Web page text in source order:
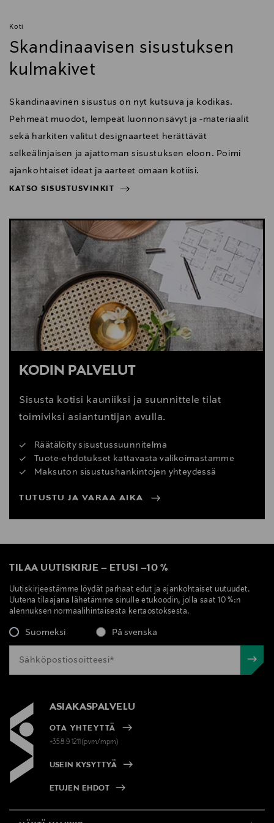
Koti
Skandinaavisen sisustuksen
kulmakivet
Skandinaavinen sisustus on nyt kutsuva ja kodikas.
Pehmeät muodot, lempeät luonnonsävyt ja -materiaalit
sekä harkiten valitut designaarteet herättävät
selkeälinjaisen ja ajattoman sisustuksen eloon. Poimi
ajankohtaiset ideat ja aarteet omaan kotiisi.
KATSO SISUSTUSVINKIT
KATSO SISUSTUSVINKIT
KODIN PALVELUT
Sisusta kotisi kauniiksi ja suunnittele tilat
toimiviksi asiantuntijan avulla.
Räätälöity sisustussuunnitelma
Tuote-ehdotukset kattavasta valikoimastamme
Maksuton sisustushankintojen yhteydessä
TUTUSTU JA VARAA AIKA
TILAA UUTISKIRJE – ETUSI –10 %
Uutiskirjeestämme löydät parhaat edut ja ajankohtaiset uutuudet.
Uutena tilaajana lähetämme sinulle etukoodin, jolla saat 10 %:n
alennuksen normaalihintaisesta kertaostoksesta.
Suomeksi På svenska
ASIAKASPALVELU
OTA YHTEYTTÄ
+358 9 1211(pvm/mpm)
USEIN KYSYTTYÄ
ETUJEN EHDOT